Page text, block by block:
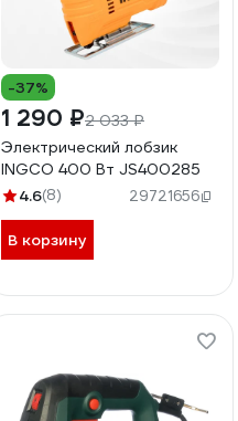
-37%
1 290 ₽2 033 ₽
Электрический лобзик
INGCO 400 Вт JS400285
4.6(8) 29721656
В корзину